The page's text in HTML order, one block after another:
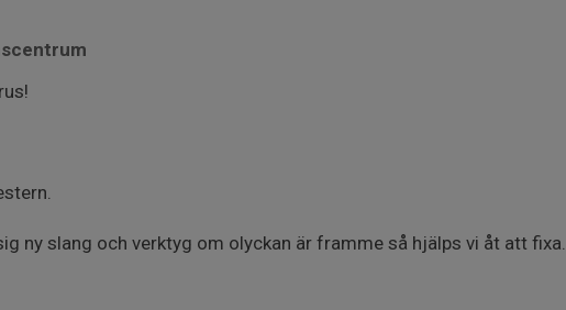
ny slang och verktyg om olyckan är framme så hjälps vi åt att fixa.